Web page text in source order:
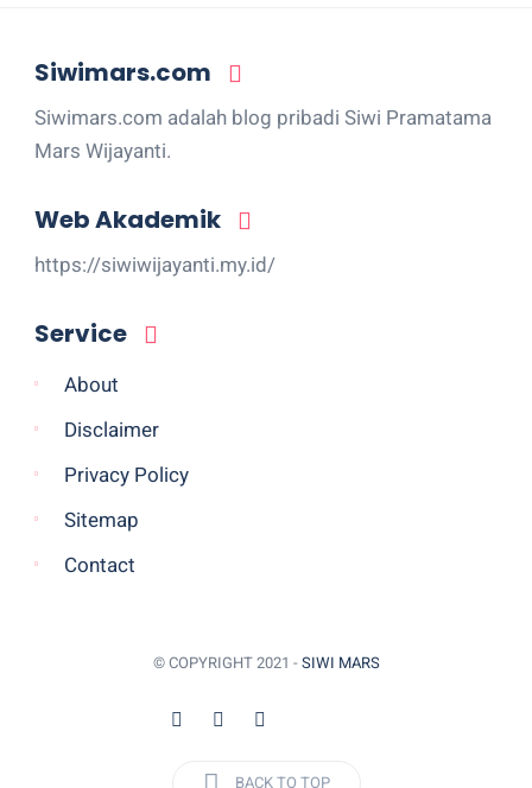
Siwimars.com
Siwimars.com adalah blog pribadi Siwi Pramatama
Mars Wijayanti.
Web Akademik
https://siwiwijayanti.my.id/
Service
About
Disclaimer
Privacy Policy
Sitemap
Contact
© COPYRIGHT 2021 - SIWI MARS
BACK TO TOP